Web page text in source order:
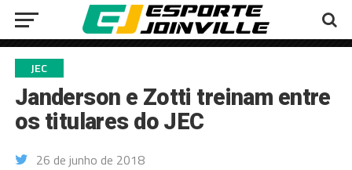
JEC
Janderson e Zotti treinam entre
os titulares do JEC
26 de junho de 2018